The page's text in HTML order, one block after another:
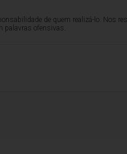
de quem realizá-lo. Nos
palavras ofensivas.